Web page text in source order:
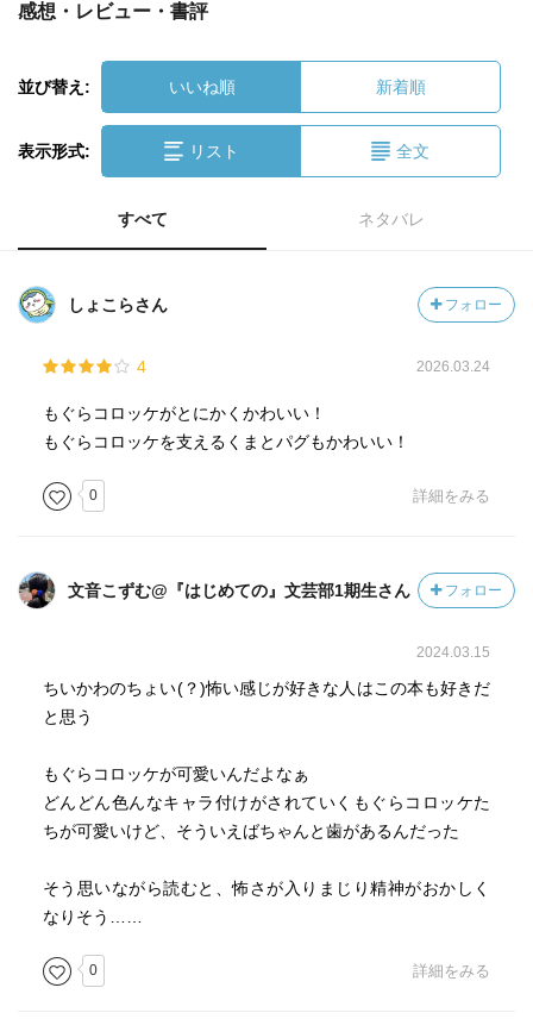
感想・レビュー・書評
並び替え: いいね順 新着順
表示形式: リスト 全文
すべて ネタバレ
しょこらさん フォロー
4 2026.03.24
もぐらコロッケがとにかくかわいい！
もぐらコロッケを支えるくまとパグもかわいい！
0 詳細をみる
文音こずむ@『はじめての』文芸部1期生さん フォロー
2024.03.15
ちいかわのちょい(？)怖い感じが好きな人はこの本も好きだ
と思う
もぐらコロッケが可愛いんだよなぁ
どんどん色んなキャラ付けがされていくもぐらコロッケた
ちが可愛いけど、そういえばちゃんと歯があるんだった
そう思いながら読むと、怖さが入りまじり精神がおかしく
なりそう……
0 詳細をみる